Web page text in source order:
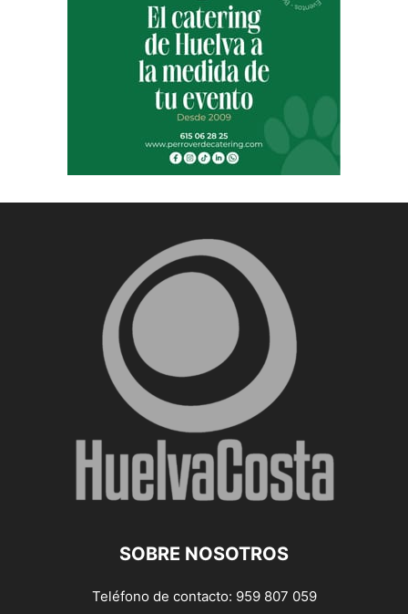
SOBRE NOSOTROS
Teléfono de contacto: 959 807 059